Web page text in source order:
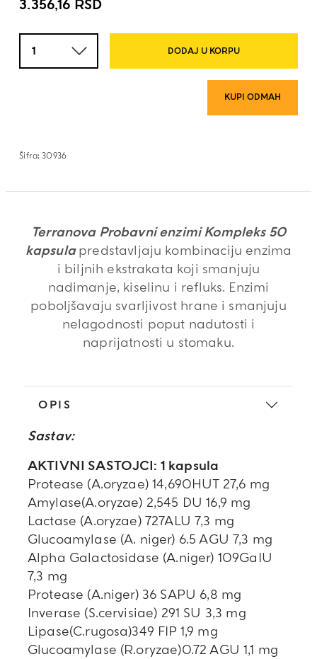
3.356,16 RSD
DODAJ U KORPU
KUPI ODMAH
Šifra: 30936
Terranova Probavni enzimi Kompleks 50
kapsulapredstavljaju kombinaciju enzima
i biljnih ekstrakata koji smanjuju
nadimanje, kiselinu i refluks. Enzimi
poboljšavaju svarljivost hrane i smanjuju
nelagodnosti poput nadutosti i
naprijatnosti u stomaku.
OPIS
Sastav:
AKTIVNI SASTOJCI: 1 kapsula
Protease (A.oryzae) 14,690HUT 27,6 mg
Amylase(A.oryzae) 2,545 DU 16,9 mg
Lactase (A.oryzae) 727ALU 7,3 mg
Glucoamylase (A. niger) 6.5 AGU 7,3 mg
Alpha Galactosidase (A.niger) 109GaIU
7,3 mg
Protease (A.niger) 36 SAPU 6,8 mg
Inverase (S.cervisiae) 291 SU 3,3 mg
Lipase(C.rugosa)349 FIP 1,9 mg
Glucoamylase (R.oryzae)0.72 AGU 1,1 mg